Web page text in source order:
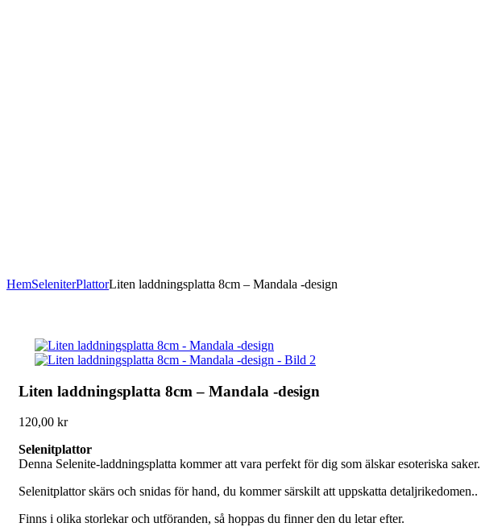
HemSeleniterPlattorLiten laddningsplatta 8cm – Mandala -design
Liten laddningsplatta 8cm – Mandala -design
120,00 kr
Selenitplattor
Denna Selenite-laddningsplatta kommer att vara perfekt för dig som älskar esoteriska saker.
Selenitplattor skärs och snidas för hand, du kommer särskilt att uppskatta detaljrikedomen..
Finns i olika storlekar och utföranden, så hoppas du finner den du letar efter.